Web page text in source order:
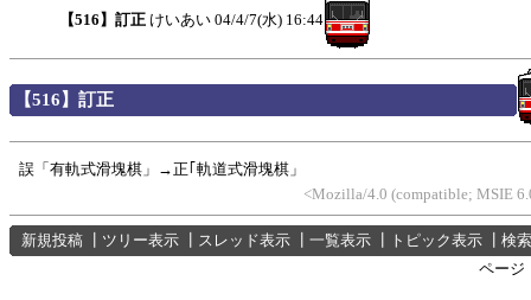
【516】訂正 けいあい 04/4/7(水) 16:44
【516】訂正
誤「有軌式滑塊棋」→正｢軌道式滑塊棋」
<Mozilla/4.0 (compatible; MSIE
新規投稿 ツリー表示 スレッド表示 一覧表示 トピック表示
検索
ページ